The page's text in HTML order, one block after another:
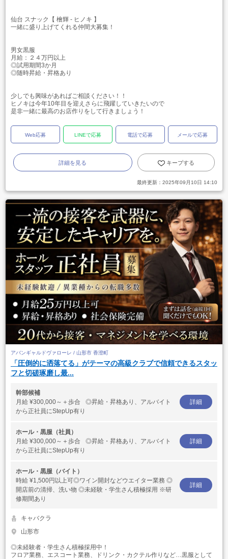
仙台 スナック【 檜輝 - ヒノキ 】
一緒に盛り上げてくれる仲間大募集！
男女黒服
月給：２４万円以上
◎試用期間3か月
◎随時昇給・昇格あり
少しでも興味があればご相談ください！！
ヒノキは今年10年目を迎えさらに飛躍していきたいので
是非一緒に最高のお店作りをして行きましょう！
Web応募 LINEで応募 電話で応募 メールで応募
詳細を見る キープする
最終更新： 2025年09月10日 14:10
アバンギャルドヴァローレ / 山形市 香澄町
「圧倒的に洒落てる」がテーマの高級クラブで信頼できるスタッ
フと切磋琢磨し最...
幹部候補
月給 ¥300,000～＋歩合 ◎昇給・昇格あり、アルバイト
から正社員にStepUp有り
詳細
ホール・黒服（社員）
月給 ¥300,000～＋歩合 ◎昇給・昇格あり、アルバイト
から正社員にStepUp有り
詳細
ホール・黒服（バイト）
時給 ¥1,500円以上可◎ワイン開封などウエイター業務 ◎
開店前の清掃、洗い物 ◎未経験・学生さん積極採用 ※研
修期間あり
詳細
キャバクラ
山形市
◎未経験者・学生さん積極採用中！
フロア業務、エスコート業務、ドリンク・カクテル作りなど…黒服として